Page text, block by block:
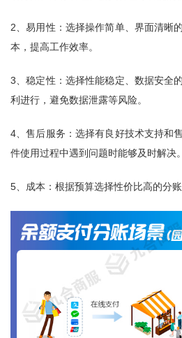
2、易用性：选择操作简单、界面清晰
本，提高工作效率。
3、稳定性：选择性能稳定、数据安全
利进行，避免数据泄露等风险。
4、售后服务：选择有良好技术支持和
件使用过程中遇到问题时能够及时解决。
5、成本：根据预算选择性价比高的分